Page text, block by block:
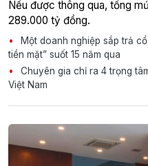
Nếu được thông qua, tổng
289.000 tỷ đồng.
Một doanh nghiệp sắp trả
tiền mặt” suốt 15 năm qua
Chuyên gia chỉ ra 4 trọng
Việt Nam